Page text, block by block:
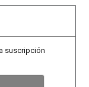
suscripción